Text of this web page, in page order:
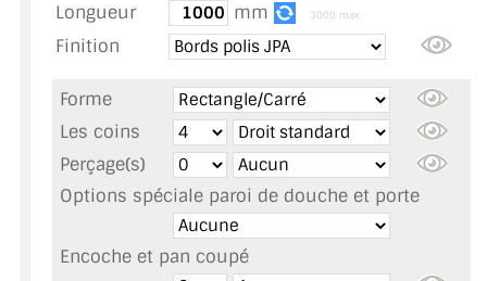
AMBIANCE LAITON BROSSÉ
MIROIR SUR MESURE
MIROIR VIEILLI
MIROIR DÉCORATIF DE COULEUR
LOTS DE MIROIRS EN MOZAÏQUE
Longueur mm 3000 max
Finition
Forme
Les coins
Perçage(s)
Options spéciale paroi de douche et porte
Encoche et pan coupé